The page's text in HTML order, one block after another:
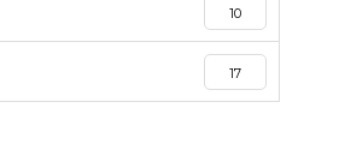
10
17